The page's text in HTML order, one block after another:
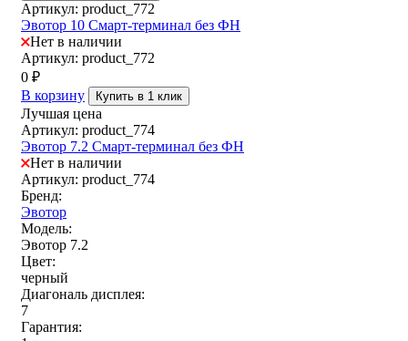
Артикул: product_772
Эвотор 10 Смарт-терминал без ФН
Нет в наличии
Артикул: product_772
0 ₽
В корзину
Купить в 1 клик
Лучшая цена
Артикул: product_774
Эвотор 7.2 Смарт-терминал без ФН
Нет в наличии
Артикул: product_774
Бренд:
Эвотор
Модель:
Эвотор 7.2
Цвет:
черный
Диагональ дисплея:
7
Гарантия: